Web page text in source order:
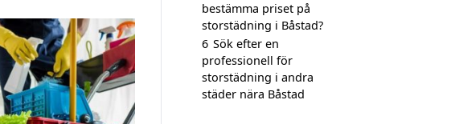
bestämma priset på
storstädning i Båstad?
6 Sök efter en
professionell för
storstädning i andra
städer nära Båstad